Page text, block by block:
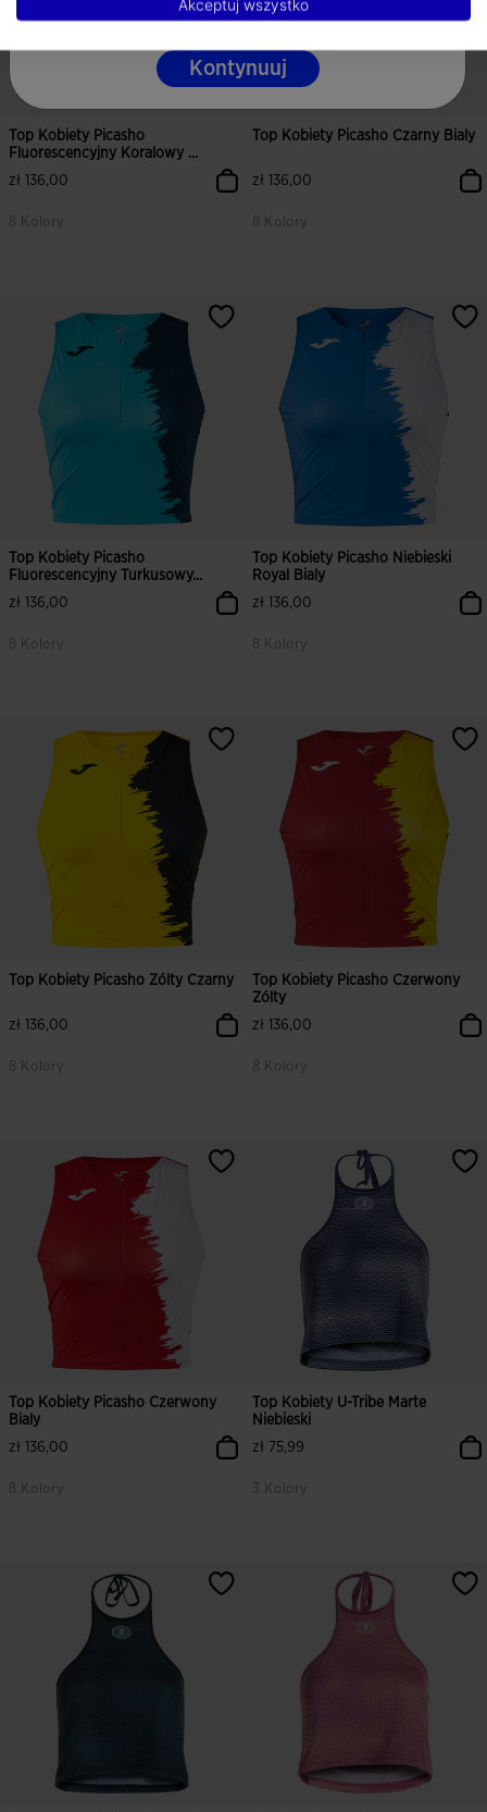
Top Kobiety Picasho
Fluorescencyjny Koralowy ...
zł 136,00
8 Kolory
Top Kobiety Picasho Czarny Bialy
zł 136,00
8 Kolory
5 z 5 ocen klientów
Top Kobiety Picasho
Fluorescencyjny Turkusowy...
zł 136,00
8 Kolory
5 z 5 ocen klientów
Top Kobiety Picasho Niebieski
Royal Bialy
zł 136,00
8 Kolory
4,6 z 5 ocen klientów
Top Kobiety Picasho Zólty Czarny
zł 136,00
8 Kolory
Top Kobiety Picasho Czerwony
Zólty
zł 136,00
8 Kolory
4,2 z 5 ocen klientów
Top Kobiety Picasho Czerwony
Bialy
zł 136,00
8 Kolory
3,5 z 5 ocen klientów
Top Kobiety U-Tribe Marte
Niebieski
zł 75,99
3 Kolory
3,1 z 5 ocen klientów
Kontynuuj
Akceptuj wszystko